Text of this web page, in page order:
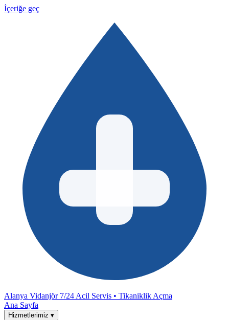
İçeriğe geç
Alanya Vidanjör 7/24 Acil Servis • Tikaniklik Açma
Ana Sayfa
Hizmetlerimiz ▾